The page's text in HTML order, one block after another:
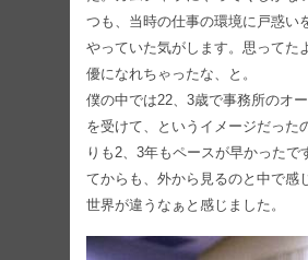
つも、当時の仕事の環境に戸惑い
やっていた気がします。思ってた
優になれちゃったな、と。
僕の中では22、3歳で事務所のオ
を受けて、というイメージだった
りも2、3年もペースが早かったで
てからも、外から見るのと中で感
世界が違うなぁと感じました。